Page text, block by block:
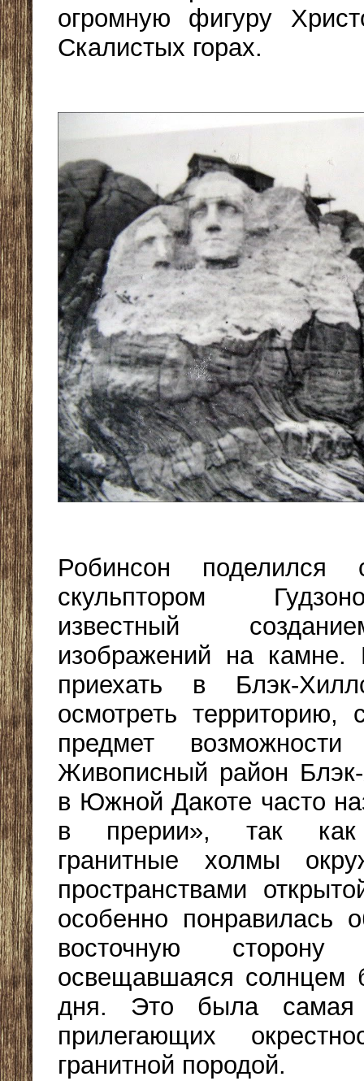
огромную фигуру
Скалистых горах.
Робинсон
скульптором
известный
изображений на камне.
приехать в Блэк-
осмотреть территорию,
предмет
Живописный район
в Южной Дакоте часто
в прерии», так как
гранитные холмы
пространствами
особенно понравилась
восточную
освещавшаяся солнцем
дня. Это была самая
прилегающих
гранитной породой.